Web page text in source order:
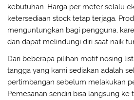
kebutuhan. Harga per meter selalu
ketersediaan stock tetap terjaga.
menguntungkan bagi pengguna,
dan dapat melindungi diri saat naik
Dari beberapa pilihan motif nosing
tangga yang kami sediakan adalah
pertimbangan sebelum melakukan
Pemesanan sendiri bisa langsung ke